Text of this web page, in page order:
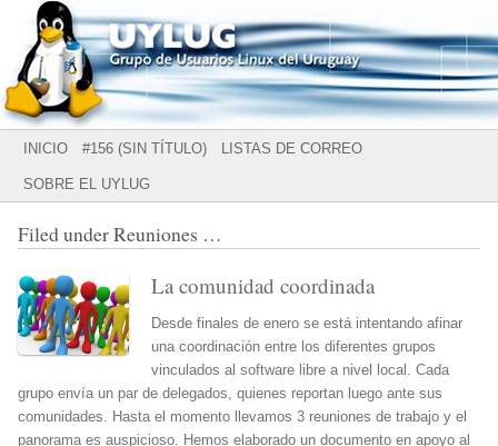
UYLUG
Grupo de Usuarios Linux del Uruguay
Main menu
SKIP
CONTENT
INICIO #156 (SIN TÍTULO) LISTAS DE CORREO
SOBRE EL UYLUG
Filed underReuniones …
La comunidad coordinada
Desde finales de enero se está intentando afinar
una coordinación entre los diferentes grupos
vinculados al software libre a nivel local. Cada
grupo envía un par de delegados, quienes reportan luego ante sus
comunidades. Hasta el momento llevamos 3 reuniones de trabajo y el
panorama es auspicioso. Hemos elaborado un documento en apoyo al